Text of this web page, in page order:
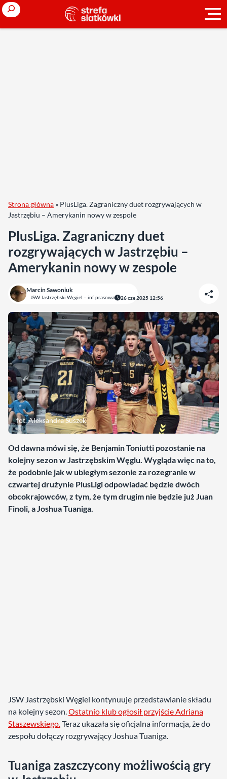
Search
Strona główna » PlusLiga. Zagraniczny duet rozgrywających w
Jastrzębiu – Amerykanin nowy w zespole
PlusLiga. Zagraniczny duet
rozgrywających w Jastrzębiu –
Amerykanin nowy w zespole
Marcin Sawoniuk
JSW Jastrzębski Węgiel – inf. prasowa 26 cze 2025 12:56
fot. Aleksandra Suszek
Od dawna mówi się, że Benjamin Toniutti pozostanie na
kolejny sezon w Jastrzębskim Węglu. Wygląda więc na to,
że podobnie jak w ubiegłym sezonie za rozegranie w
czwartej drużynie PlusLigi odpowiadać będzie dwóch
obcokrajowców, z tym, że tym drugim nie będzie już Juan
Finoli, a Joshua Tuaniga.
JSW Jastrzębski Węgiel kontynuuje przedstawianie składu
na kolejny sezon.Ostatnio klub ogłosił przyjście Adriana
Staszewskiego.Teraz ukazała się oficjalna informacja, że do
zespołu dołączy rozgrywający Joshua Tuaniga.
Tuaniga zaszczycony możliwością gry